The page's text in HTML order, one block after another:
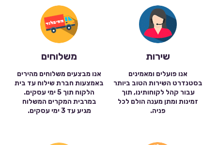
שירות
אנו פועלים ומאמינים
בסטנדרט השירות הטוב ביותר
עבור קהל לקוחותינו, תוך
זמינות ומתן מענה הולם לכל
פניה.
משלוחים
אנו מבצעים משלוחים מהירים
באמצעות חברת שילוח עד בית
הלקוח תוך 5 ימי עסקים.
במרבית המקרים המשלוח
מגיע עד 3 ימי עסקים.